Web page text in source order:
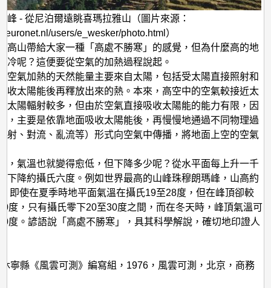
峰 - 從尼泊爾遠眺喜瑪拉雅山（圖片來源：
users/e_wesker/photo.html）
高山帶給大家一種「高處不勝寒」的感覺，但為什麼高的地
冷呢？這便要從空氣的加熱過程說起。
空氣加熱的天然能量主要來自太陽，包括受太陽直接照射和
收太陽能後再釋放出來的熱。本來，高空中的空氣較接近太
太陽輻射較多，但由於空氣直接吸收太陽能的能力有限，因
，主要是依靠地面吸收太陽能後，再慢慢地通過不同物理過
射、對流、亂流等）形式向空氣中傳播，將地面上空的空氣
，氣溫也就變得愈低，但下降多少呢？從水平面每上升一千
下降約攝氏六度。例如世界最高的山峰珠穆朗瑪峰，山高約
即使在夏季時地平面氣溫在攝氏19至28度，但在峰頂卻較
度，只有攝氏零下20至30度之間，而在冬天時，峰頂氣溫可
度。諺語說「高處不勝寒」，具其科學解說，確切地印證人
寧縣《風雲可測》編寫組，1976，風雲可測，北京，商務